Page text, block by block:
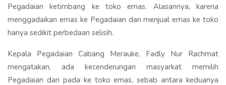
Pegadaian ketimbang ke toko emas. Alasannya, karena
menggadaikan emas ke Pegadaian dan menjual emas ke toko
hanya sedikit perbedaan selisih.
Kepala Pegadaian Cabang Merauke, Fadly Nur Rachmat
mengatakan, ada kecenderungan masyarkat memilih
Pegadaian dari pada ke toko emas, sebab antara keduanya